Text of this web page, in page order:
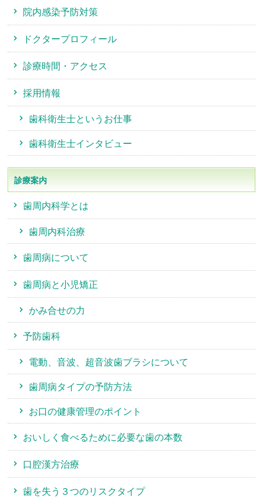
院内感染予防対策
ドクタープロフィール
診療時間・アクセス
採用情報
歯科衛生士というお仕事
歯科衛生士インタビュー
診療案内
歯周内科学とは
歯周内科治療
歯周病について
歯周病と小児矯正
かみ合せの力
予防歯科
電動、音波、超音波歯ブラシについて
歯周病タイプの予防方法
お口の健康管理のポイント
おいしく食べるために必要な歯の本数
口腔漢方治療
歯を失う３つのリスクタイプ